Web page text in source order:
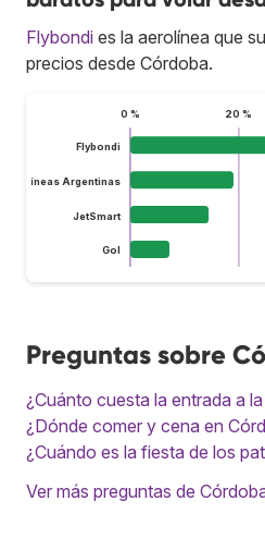
Flybondi es la aerolínea que
precios desde Córdoba.
0 % 20 %
Flybondi
Aerolíneas Argentinas
JetSmart
Gol
Preguntas sobre
¿Cuánto cuesta la entrada a
¿Dónde comer y cena en
¿Cuándo es la fiesta de los
Ver más preguntas de